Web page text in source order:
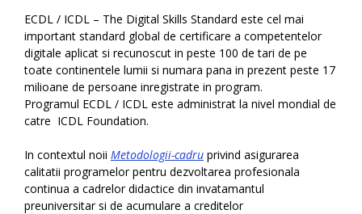
ECDL / ICDL – The Digital Skills Standard este cel mai
important standard global de certificare a competentelor
digitale aplicat si recunoscut in peste 100 de tari de pe
toate continentele lumii si numara pana in prezent peste 17
milioane de persoane inregistrate in program.
Programul ECDL / ICDL este administrat la nivel mondial de
catre ICDL Foundation.
In contextul noii Metodologii-cadru privind asigurarea
calitatii programelor pentru dezvoltarea profesionala
continua a cadrelor didactice din invatamantul
preuniversitar si de acumulare a creditelor